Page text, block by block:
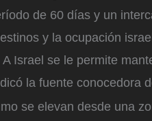
de 60 días y un
y la ocupación
Israel se le permite
la fuente conocedora
se elevan desde una